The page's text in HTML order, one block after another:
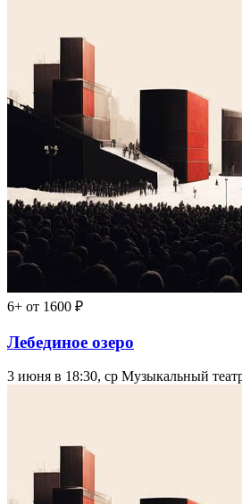
6+ от 1600 ₽
Лебединое озеро
3 июня в 18:30, ср Музыкальный